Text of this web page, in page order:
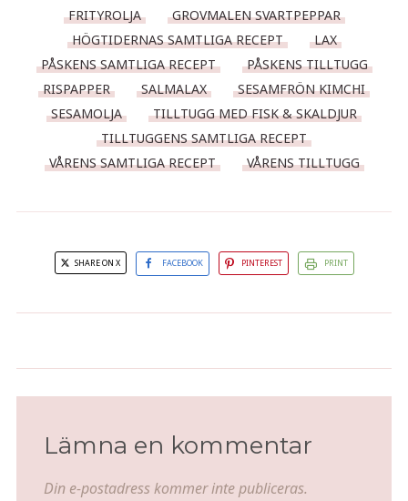
FRITYROLJA
GROVMALEN SVARTPEPPAR
HÖGTIDERNAS SAMTLIGA RECEPT
LAX
PÅSKENS SAMTLIGA RECEPT
PÅSKENS TILLTUGG
RISPAPPER
SALMALAX
SESAMFRÖN KIMCHI
SESAMOLJA
TILLTUGG MED FISK & SKALDJUR
TILLTUGGENS SAMTLIGA RECEPT
VÅRENS SAMTLIGA RECEPT
VÅRENS TILLTUGG
SHARE ON X FACEBOOK PINTEREST PRINT
Lämna en kommentar
Din e-postadress kommer inte publiceras.